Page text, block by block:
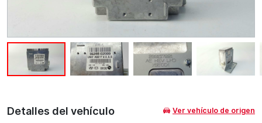
Detalles del vehículo Ver vehículo de origen